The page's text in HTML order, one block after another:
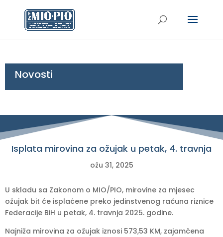
Novosti
Isplata mirovina za ožujak u petak, 4. travnja
ožu 31, 2025
U skladu sa Zakonom o MIO/PIO, mirovine za mjesec
ožujak bit će isplaćene preko jedinstvenog računa riznice
Federacije BiH u petak, 4. travnja 2025. godine.
Najniža mirovina za ožujak iznosi 573,53 KM, zajamčena